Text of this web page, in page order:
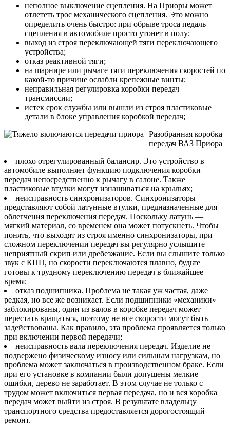
неполное выключение сцепления. На Приоры может
отлететь трос механического сцепления. Это можно
определить очень быстро: при обрыве троса педаль
сцепления в автомобиле просто утонет в полу;
выход из строя переключающей тяги переключающего
устройства;
отказ реактивной тяги;
на шарнире или рычаге тяги переключения скоростей по
какой-то причине ослабли крепежные винты;
неправильная регулировка коробки передач
трансмиссии;
истек срок службы или вышли из строя пластиковые
детали в блоке управления коробкой передач;
Разобранная коробка
передач ВАЗ Приора
плохо отрегулированный балансир. Это устройство в
автомобиле выполняет функцию подключения коробки
передач непосредственно к рычагу в салоне. Также
пластиковые втулки могут изнашиваться на крыльях;
неисправность синхронизаторов. Синхронизаторы
представляют собой латунные втулки, предназначенные для
облегчения переключения передач. Поскольку латунь —
мягкий материал, со временем она может потускнеть. Чтобы
понять, что выходят из строя именно синхронизаторы, при
сложном переключении передач вы регулярно услышите
неприятный скрип или дребезжание. Если вы слышите только
звук с КПП, но скорости переключаются плавно, будьте
готовы к трудному переключению передач в ближайшее
время;
отказ подшипника. Проблема не такая уж частая, даже
редкая, но все же возникает. Если подшипники «механики»
заблокированы, один из валов в коробке передач может
перестать вращаться, поэтому не все скорости могут быть
задействованы. Как правило, эта проблема проявляется только
при включении первой передачи;
неисправность вала переключения передач. Изделие не
подвержено физическому износу или сильным нагрузкам, но
проблема может заключаться в производственном браке. Если
при его установке в компании были допущены мелкие
ошибки, дерево не заработает. В этом случае не только с
трудом может включиться первая передача, но и вся коробка
передач может выйти из строя. В результате владельцу
транспортного средства предоставляется дорогостоящий
ремонт.